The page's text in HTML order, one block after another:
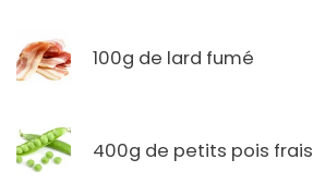
100g de lard fumé
400g de petits pois frais